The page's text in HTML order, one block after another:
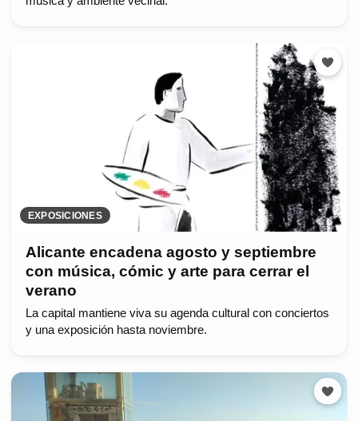
EXPOSICIONES
Alicante encadena agosto y septiembre
con música, cómic y arte para cerrar el
verano
La capital mantiene viva su agenda cultural con conciertos
y una exposición hasta noviembre.